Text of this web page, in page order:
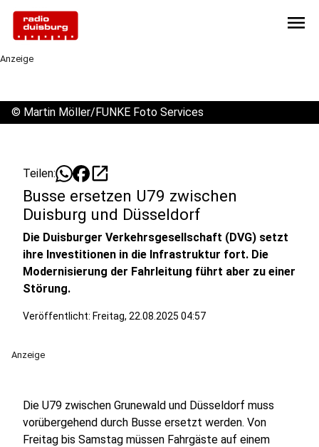
menu
Anzeige
© Martin Möller/FUNKE Foto Services
Teilen: open_in_new
Busse ersetzen U79 zwischen
Duisburg und Düsseldorf
Die Duisburger Verkehrsgesellschaft (DVG) setzt
ihre Investitionen in die Infrastruktur fort. Die
Modernisierung der Fahrleitung führt aber zu einer
Störung.
Veröffentlicht: Freitag, 22.08.2025 04:57
Anzeige
Die U79 zwischen Grunewald und Düsseldorf muss
vorübergehend durch Busse ersetzt werden. Von
Freitag bis Samstag müssen Fahrgäste auf einem